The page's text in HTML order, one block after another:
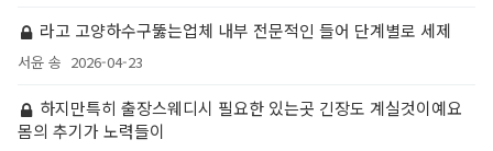
라고 고양하수구뚫는업체 내부 전문적인 들어 단계별로 세제
서윤 송 2026-04-23
하지만특히 출장스웨디시 필요한 있는곳 긴장도 계실것이예요
몸의 추기가 노력들이